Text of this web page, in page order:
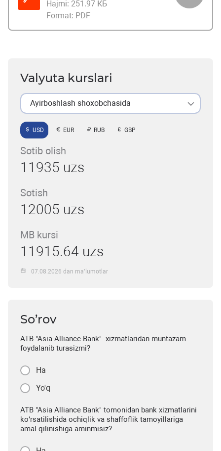
Hajmi: 251.97 КБ
Format: PDF
Valyuta kurslari
Ayirboshlash shoxobchasida
USD EUR RUB GBP
Sotib olish
11935 uzs
Sotish
12005 uzs
MB kursi
11915.64 uzs
07.08.2026 dan ma’lumotlar
So’rov
ATB "Asia Alliance Bank" xizmatlaridan muntazam
foydalanib turasizmi?
Ha
Yo'q
ATB "Asia Alliance Bank" tomonidan bank xizmatlarini
ko‘rsatilishida ochiqlik va shaffoflik tamoyillariga
amal qilinishiga aminmisiz?